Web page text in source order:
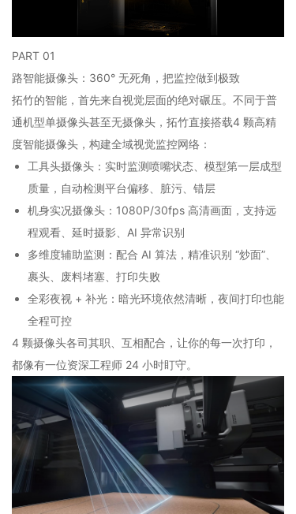
PART 01
路智能摄像头：360° 无死角，把监控做到极致
拓竹的智能，首先来自视觉层面的绝对碾压。不同于普
通机型单摄像头甚至无摄像头，拓竹直接搭载4 颗高精
度智能摄像头，构建全域视觉监控网络：
工具头摄像头：实时监测喷嘴状态、模型第一层成型
质量，自动检测平台偏移、脏污、错层
机身实况摄像头：1080P/30fps 高清画面，支持远
程观看、延时摄影、AI 异常识别
多维度辅助监测：配合 AI 算法，精准识别 “炒面”、
裹头、废料堵塞、打印失败
全彩夜视 + 补光：暗光环境依然清晰，夜间打印也能
全程可控
4 颗摄像头各司其职、互相配合，让你的每一次打印，
都像有一位资深工程师 24 小时盯守。